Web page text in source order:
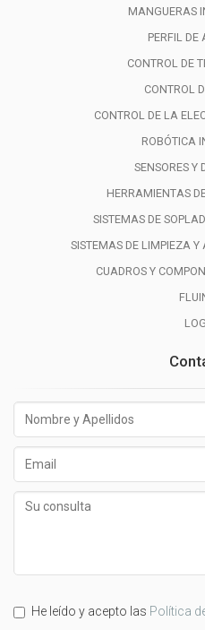
MANGUERAS
PERFIL DE
CONTROL DE
CONTROL
CONTROL DE LA
ROBÓTICA
SENSORES Y
HERRAMIENTAS
SISTEMAS DE
SISTEMAS DE LIMPIEZA Y
CUADROS Y
Apellidos
Su
He leído y acepto las Política